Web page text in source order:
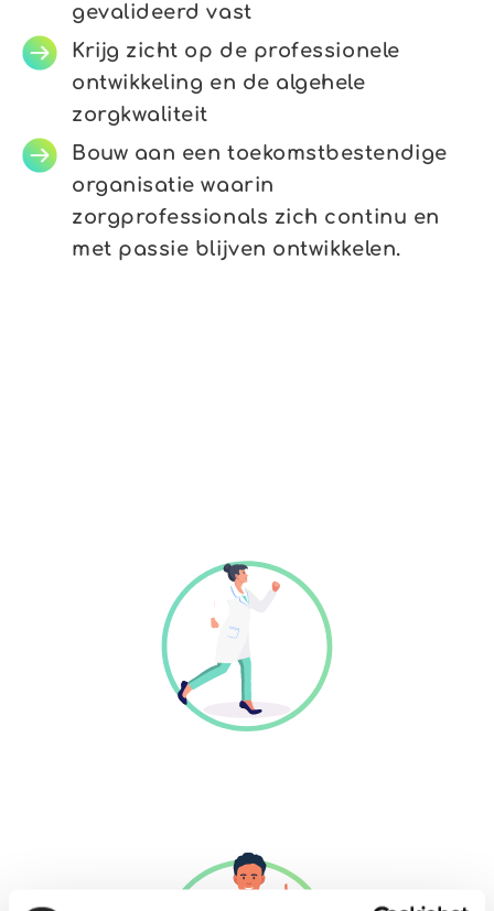
gevalideerd vast
Krijg zicht op de professionele
ontwikkeling en de algehele
zorgkwaliteit
Bouw aan een toekomstbestendige
organisatie waarin
zorgprofessionals zich continu en
met passie blijven ontwikkelen.